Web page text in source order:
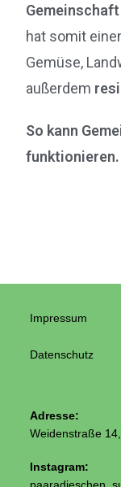
Gemeinschaft
hat somit
Gemüse,
außerdem
So kann
funktionieren.
Impressum
Datenschutz
Adresse:
Weidenstraße
Instagram: